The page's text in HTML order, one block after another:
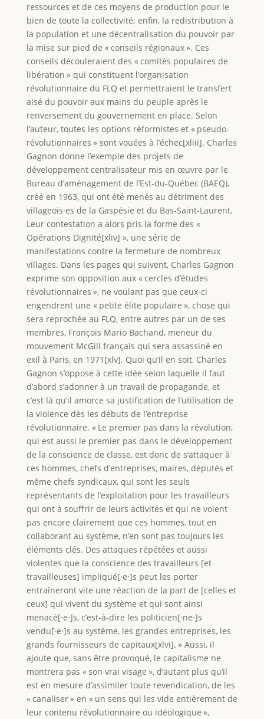
ressources et de ces moyens de production pour le
bien de toute la collectivité; enfin, la redistribution à
la population et une décentralisation du pouvoir par
la mise sur pied de « conseils régionaux ». Ces
conseils découleraient des « comités populaires de
libération » qui constituent l’organisation
révolutionnaire du FLQ et permettraient le transfert
aisé du pouvoir aux mains du peuple après le
renversement du gouvernement en place. Selon
l’auteur, toutes les options réformistes et « pseudo-
révolutionnaires » sont vouées à l’échec[xliii]. Charles
Gagnon donne l’exemple des projets de
développement centralisateur mis en œuvre par le
Bureau d’aménagement de l’Est-du-Québec (BAEQ),
créé en 1963, qui ont été menés au détriment des
villageois·es de la Gaspésie et du Bas‑Saint‑Laurent.
Leur contestation a alors pris la forme des «
Opérations Dignité[xliv] », une série de
manifestations contre la fermeture de nombreux
villages. Dans les pages qui suivent, Charles Gagnon
exprime son opposition aux « cercles d’études
révolutionnaires », ne voulant pas que ceux-ci
engendrent une « petite élite populaire », chose qui
sera reprochée au FLQ, entre autres par un de ses
membres, François Mario Bachand, meneur du
mouvement McGill français qui sera assassiné en
exil à Paris, en 1971[xlv]. Quoi qu’il en soit, Charles
Gagnon s’oppose à cette idée selon laquelle il faut
d’abord s’adonner à un travail de propagande, et
c’est là qu’il amorce sa justification de l’utilisation de
la violence dès les débuts de l’entreprise
révolutionnaire. « Le premier pas dans la révolution,
qui est aussi le premier pas dans le développement
de la conscience de classe, est donc de s’attaquer à
ces hommes, chefs d’entreprises, maires, députés et
même chefs syndicaux, qui sont les seuls
représentants de l’exploitation pour les travailleurs
qui ont à souffrir de leurs activités et qui ne voient
pas encore clairement que ces hommes, tout en
collaborant au système, n’en sont pas toujours les
éléments clés. Des attaques répétées et aussi
violentes que la conscience des travailleurs [et
travailleuses] impliqué[·e·]s peut les porter
entraîneront vite une réaction de la part de [celles et
ceux] qui vivent du système et qui sont ainsi
menacé[·e·]s, c’est-à-dire les politicien[·ne·]s
vendu[·e·]s au système, les grandes entreprises, les
grands fournisseurs de capitaux[xlvi]. » Aussi, il
ajoute que, sans être provoqué, le capitalisme ne
montrera pas « son vrai visage », d’autant plus qu’il
est en mesure d’assimiler toute revendication, de les
« canaliser » en « un sens qui les vide entièrement de
leur contenu révolutionnaire ou idéologique »,